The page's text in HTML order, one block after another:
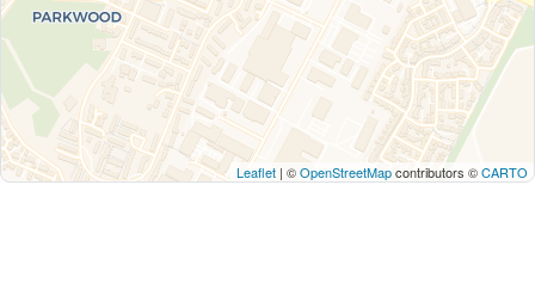
Leaflet | ©OpenStreetMapcontributors ©CARTO